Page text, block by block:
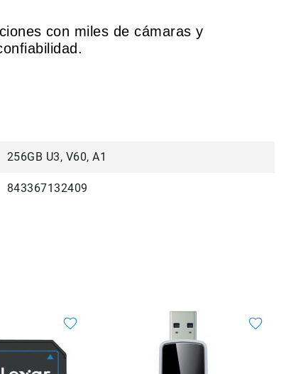
con miles de cámaras y
256GB U3, V60, A1
843367132409